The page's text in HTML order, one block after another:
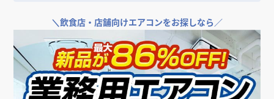
＼飲食店・店舗向けエアコンをお探しなら／